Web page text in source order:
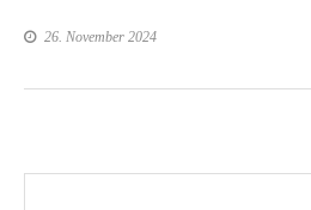
26. November 2024